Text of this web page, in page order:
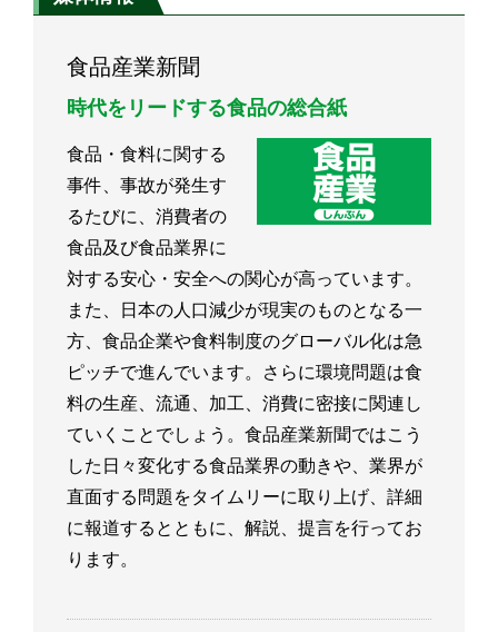
食品産業新聞
時代をリードする食品の総合紙
食品・食料に関する
事件、事故が発生す
るたびに、消費者の
食品及び食品業界に
対する安心・安全への関心が高っています。
また、日本の人口減少が現実のものとなる一
方、食品企業や食料制度のグローバル化は急
ピッチで進んでいます。さらに環境問題は食
料の生産、流通、加工、消費に密接に関連し
ていくことでしょう。食品産業新聞ではこう
した日々変化する食品業界の動きや、業界が
直面する問題をタイムリーに取り上げ、詳細
に報道するとともに、解説、提言を行ってお
ります。